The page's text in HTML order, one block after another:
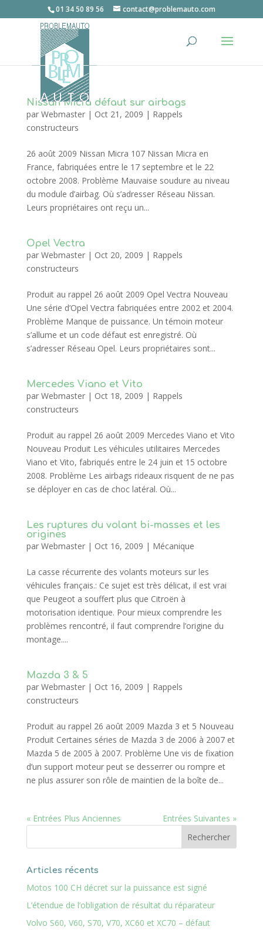
01 34 50 89 56 contact@problemauto.com
Nissan Micra défaut sur airbags
par Webmaster| Oct 21, 2009 | Rappels
constructeurs
26 août 2009 Nissan Micra 107 Nissan Micra en
France, fabriquées entre le 17 septembre et le 22
octobre 2008. Problème Mauvaise soudure au niveau
du module d’airbag. Où s’adresser Réseau Nissan.
Leurs propriétaires ont reçu un...
Opel Vectra
par Webmaster| Oct 20, 2009 | Rappels
constructeurs
Produit au rappel 26 août 2009 Opel Vectra Nouveau
Une série d’Opel Vectra fabriquées entre 2002 et 2004.
Problème Manque de puissance. Un témoin moteur
s’allume et un code défaut est enregistré. Où
s’adresser Réseau Opel. Leurs propriétaires sont...
Mercedes Viano et Vito
par Webmaster| Oct 18, 2009 | Rappels
constructeurs
Produit au rappel 26 août 2009 Mercedes Viano et Vito
Nouveau Produit Les véhicules utilitaires Mercedes
Viano et Vito, fabriqués entre le 24 juin et 15 octobre
2008. Problème Les airbags rideaux risquent de ne pas
se déployer en cas de choc latéral. Où...
Les ruptures du volant bi-masses et les
origines
par Webmaster| Oct 16, 2009 | Mécanique
La casse récurrente des volants moteurs sur les
véhicules français.: Ce sujet est très délicat, il est vrai
que Peugeot a souffert plus que Citroën à
motorisation identique. Pour mieux comprendre les
problèmes rencontré, il faut comprendre l’origine du
montage....
Mazda 3 & 5
par Webmaster| Oct 16, 2009 | Rappels
constructeurs
Produit au rappel 26 août 2009 Mazda 3 et 5 Nouveau
Produit Certaines séries de Mazda 3 de 2006 à 2007 et
Mazda 5 de 2005 à 2007. Problème Une vis de fixation
d’un support moteur peut se desserrer ou rompre et
ne plus assurer son rôle de maintien de la boîte de...
« Entrées Plus Anciennes Entrées Suivantes »
Articles récents
Motos 100 CH décret sur la puissance est signé
L’étendue de l’obligation de résultat du réparateur
Volvo S60, V60, S70, V70, XC60 et XC70 – défaut